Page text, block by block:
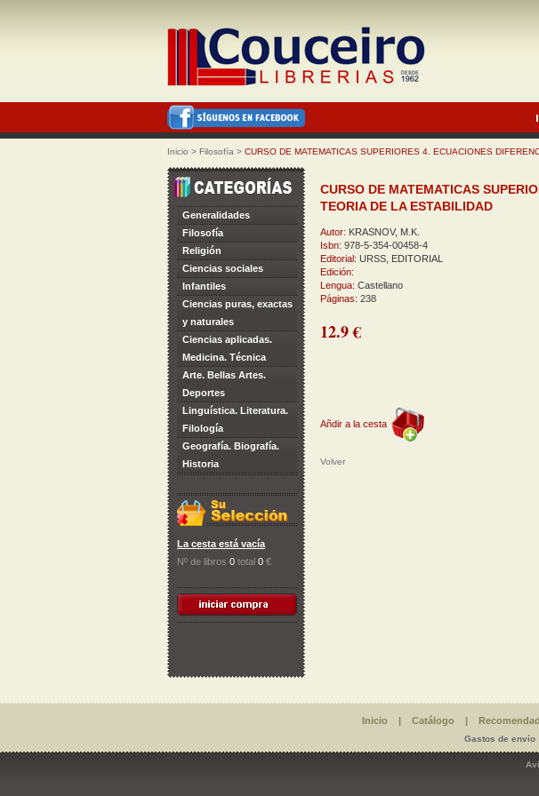
Inicio > Filosofía > CURSO DE MATEMATICAS SUPERIORES 4. ECUACIONES
Generalidades
Filosofía
Religión
Ciencias sociales
Infantiles
Ciencias puras, exactas
y naturales
Ciencias aplicadas.
Medicina. Técnica
Arte. Bellas Artes.
Deportes
Linguística. Literatura.
Filología
Geografía. Biografía.
Historia
La cesta está vacía
Nº de libros 0 total 0 €
CURSO DE MATEMATICAS
TEORIA DE LA ESTABILIDAD
Autor: KRASNOV, M.K.
Isbn: 978-5-354-00458-4
Editorial: URSS, EDITORIAL
Edición:
Lengua: Castellano
Páginas: 238
12.9 €
Añdir a la cesta
Volver
Inicio | Catálogo |
Gastos de envío